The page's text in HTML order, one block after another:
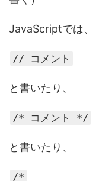
JavaScriptでは、
// コメント
と書いたり、
/* コメント */
と書いたり、
/*